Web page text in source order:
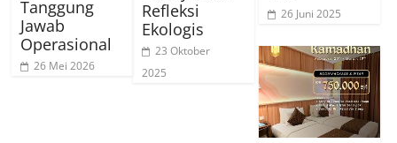
Tanggung
Jawab
Operasional
26 Mei 2026
Refleksi
Ekologis
23 Oktober
2025
26 Juni 2025